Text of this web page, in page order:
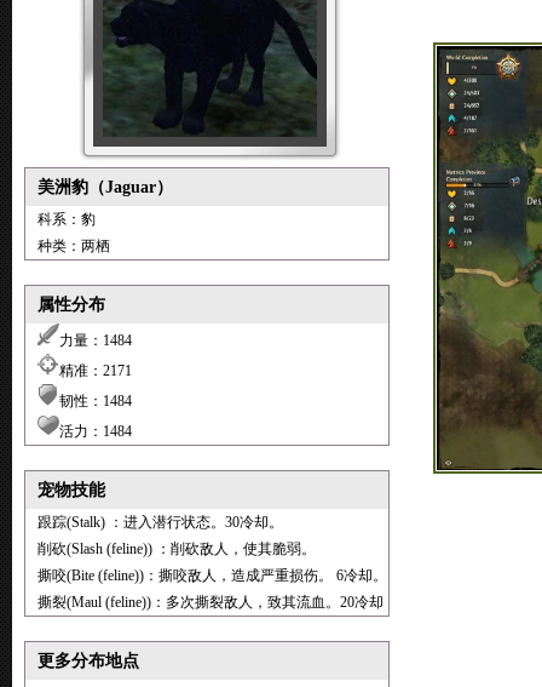
美洲豹（Jaguar）
科系：豹
种类：两栖
属性分布
力量：1484
精准：2171
韧性：1484
活力：1484
宠物技能
跟踪(Stalk) ：进入潜行状态。30冷却。
削砍(Slash (feline)) ：削砍敌人，使其脆弱。
撕咬(Bite (feline))：撕咬敌人，造成严重损伤。 6冷却。
撕裂(Maul (feline))：多次撕裂敌人，致其流血。20冷却
更多分布地点